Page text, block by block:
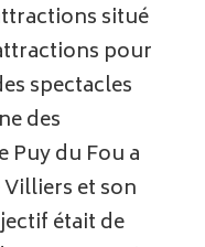
situé
pour
spectacles
des
Puy du Fou a
et son
était de